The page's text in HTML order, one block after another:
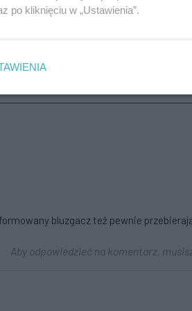
bluzgacz też pewnie
Aby odpowiedzieć na komentarz,
po kliknięciu w „Ustawienia”.